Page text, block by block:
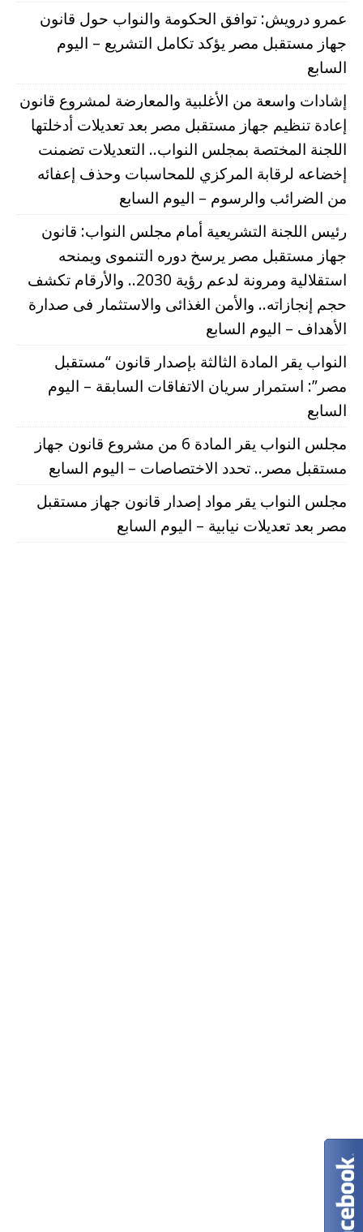
عمرو درويش: توافق الحكومة والنواب حول قانون
جهاز مستقبل مصر يؤكد تكامل التشريع – اليوم
السابع
إشادات واسعة من الأغلبية والمعارضة لمشروع قانون
إعادة تنظيم جهاز مستقبل مصر بعد تعديلات أدخلتها
اللجنة المختصة بمجلس النواب.. التعديلات تضمنت
إخضاعه لرقابة المركزي للمحاسبات وحذف إعفائه
من الضرائب والرسوم – اليوم السابع
رئيس اللجنة التشريعية أمام مجلس النواب: قانون
جهاز مستقبل مصر يرسخ دوره التنموى ويمنحه
استقلالية ومرونة لدعم رؤية 2030.. والأرقام تكشف
حجم إنجازاته.. والأمن الغذائى والاستثمار فى صدارة
الأهداف – اليوم السابع
النواب يقر المادة الثالثة بإصدار قانون “مستقبل
مصر”: استمرار سريان الاتفاقات السابقة – اليوم
السابع
مجلس النواب يقر المادة 6 من مشروع قانون جهاز
مستقبل مصر.. تحدد الاختصاصات – اليوم السابع
مجلس النواب يقر مواد إصدار قانون جهاز مستقبل
مصر بعد تعديلات نيابية – اليوم السابع